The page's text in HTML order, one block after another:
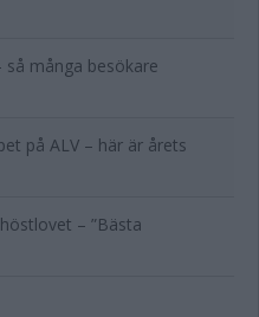
så många besökare
på ALV – här är årets
– ”Bästa